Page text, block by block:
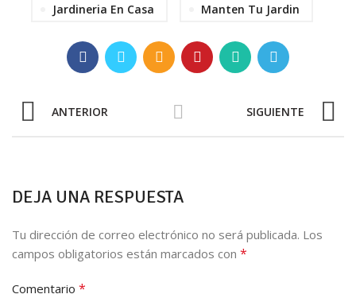
Jardineria En Casa Manten Tu Jardin
ANTERIOR SIGUIENTE
DEJA UNA RESPUESTA
Tu dirección de correo electrónico no será publicada. Los
campos obligatorios están marcados con *
Comentario *